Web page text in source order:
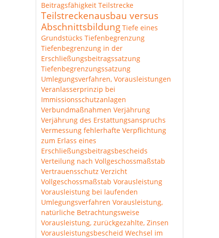
Beitragsfähigkeit Teilstrecke
Teilstreckenausbau versus
Abschnittsbildung Tiefe eines
Grundstücks Tiefenbegrenzung
Tiefenbegrenzung in der
Erschließungsbeitragssatzung
Tiefenbegrenzungssatzung
Umlegungsverfahren, Vorausleistungen
Veranlasserprinzip bei
Immissionsschutzanlagen
Verbundmaßnahmen Verjährung
Verjährung des Erstattungsanspruchs
Vermessung fehlerhafte Verpflichtung
zum Erlass eines
Erschließungsbeitragsbescheids
Verteilung nach Vollgeschossmaßstab
Vertrauensschutz Verzicht
Vollgeschossmaßstab Vorausleistung
Vorausleistung bei laufenden
Umlegungsverfahren Vorausleistung,
natürliche Betrachtungsweise
Vorausleistung, zurückgezahlte, Zinsen
Vorausleistungsbescheid Wechsel im